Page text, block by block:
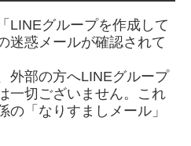
LINEグループを作成して
迷惑メールが確認されて
外部の方へLINEグループ
一切ございません。これ
の「なりすましメール」